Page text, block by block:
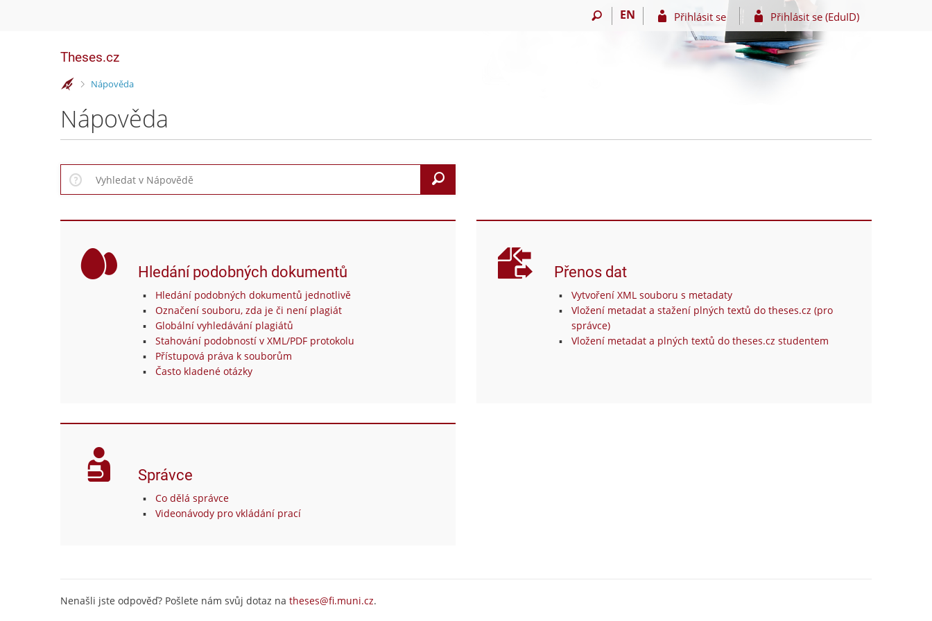
EN Přihlásit se Přihlásit se (EduID)
Theses.cz
>Nápověda
Nápověda
Hledání podobných dokumentů
Hledání podobných dokumentů jednotlivě
Označení souboru, zda je či není plagiát
Globální vyhledávání plagiátů
Stahování podobností v XML/PDF protokolu
Přístupová práva k souborům
Často kladené otázky
Přenos dat
Vytvoření XML souboru s metadaty
Vložení metadat a stažení plných textů do theses.cz (pro
správce)
Vložení metadat a plných textů do theses.cz studentem
Správce
Co dělá správce
Videonávody pro vkládání prací
Nenašli jste odpověď? Pošlete nám svůj dotaz na theses@fi.muni.cz.